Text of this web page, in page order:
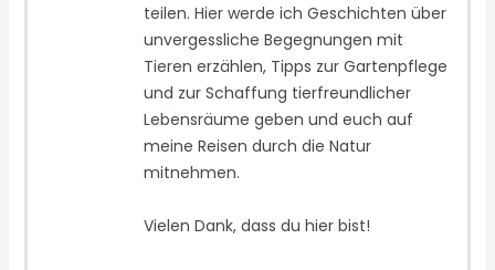
teilen. Hier werde ich Geschichten über
unvergessliche Begegnungen mit
Tieren erzählen, Tipps zur Gartenpflege
und zur Schaffung tierfreundlicher
Lebensräume geben und euch auf
meine Reisen durch die Natur
mitnehmen.
Vielen Dank, dass du hier bist!